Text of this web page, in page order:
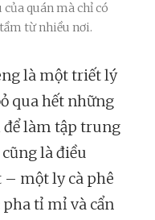
quán mà chỉ có
từ nhiều nơi.
là một triết lý
qua hết những
làm tập trung
là điều
– một ly cà phê
tỉ mỉ và cẩn